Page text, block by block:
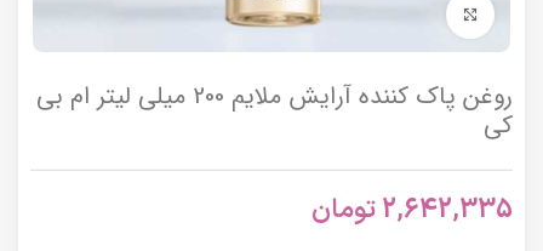
برای بزرگنمایی کلیک کنید
روغن پاک کننده آرایش ملایم 200 میلی لیتر ام بی
کی
2,642,335تومان